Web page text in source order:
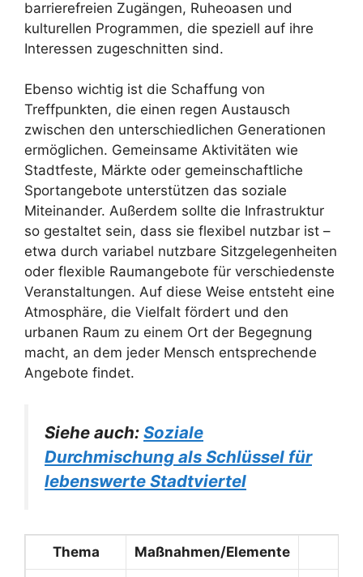
barrierefreien Zugängen, Ruheoasen und
kulturellen Programmen, die speziell auf ihre
Interessen zugeschnitten sind.
Ebenso wichtig ist die Schaffung von
Treffpunkten, die einen regen Austausch
zwischen den unterschiedlichen Generationen
ermöglichen. Gemeinsame Aktivitäten wie
Stadtfeste, Märkte oder gemeinschaftliche
Sportangebote unterstützen das soziale
Miteinander. Außerdem sollte die Infrastruktur
so gestaltet sein, dass sie flexibel nutzbar ist –
etwa durch variabel nutzbare Sitzgelegenheiten
oder flexible Raumangebote für verschiedenste
Veranstaltungen. Auf diese Weise entsteht eine
Atmosphäre, die Vielfalt fördert und den
urbanen Raum zu einem Ort der Begegnung
macht, an dem jeder Mensch entsprechende
Angebote findet.
Siehe auch: Soziale
Durchmischung als Schlüssel für
lebenswerte Stadtviertel
Thema Maßnahmen/Elemente